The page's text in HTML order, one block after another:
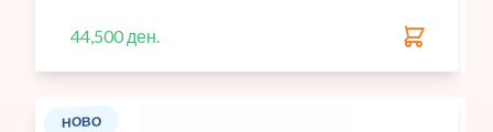
44,500 ден.
НОВО